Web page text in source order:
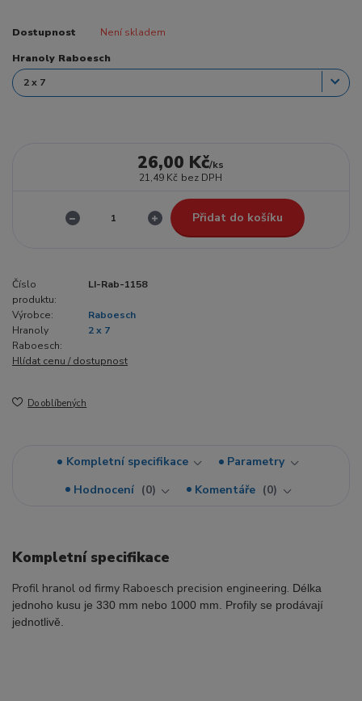
Dostupnost Není skladem
Hranoly Raboesch
26,00 Kč/ks
21,49 Kč bez DPH
Přidat do košíku
Číslo
produktu:
LI-Rab-1158
Výrobce:
Raboesch
Hranoly
Raboesch:
2 x 7
Hlídat cenu / dostupnost
Do oblíbených
Kompletní specifikace
Parametry
Hodnocení
0 Komentáře 0
Kompletní specifikace
Profil hranol od firmy Raboesch precision engineering. Délka
jednoho kusu je 330 mm nebo 1000 mm. Profily se prodávají
jednotlivě.